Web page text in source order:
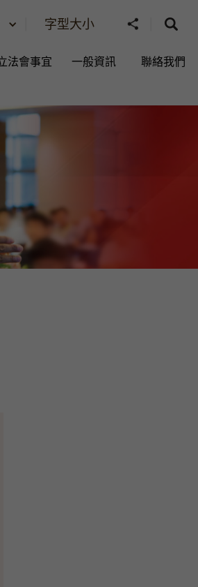
字型大小
法會事宜 一般資訊​ 聯絡我們